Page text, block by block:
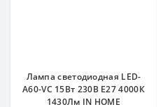
Лампа светодиодная LED-
A60-VC 15Вт 230В Е27 4000К
1430Лм IN HOME